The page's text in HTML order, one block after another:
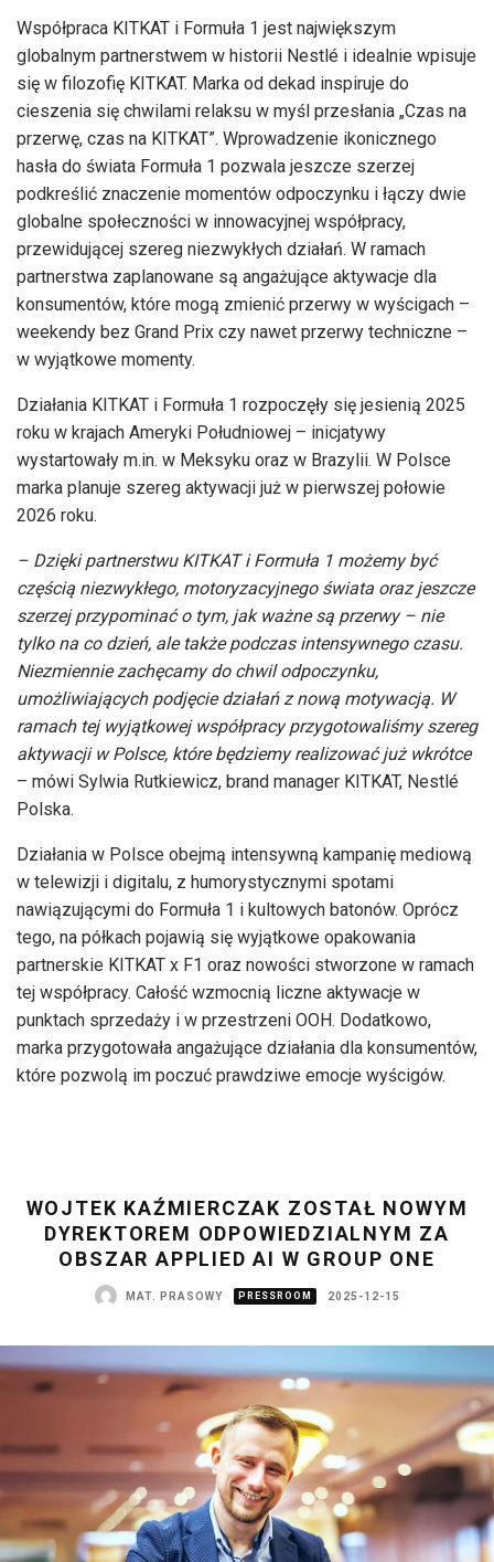
Współpraca KITKAT i Formuła 1 jest największym
globalnym partnerstwem w historii Nestlé i idealnie wpisuje
się w filozofię KITKAT. Marka od dekad inspiruje do
cieszenia się chwilami relaksu w myśl przesłania „Czas na
przerwę, czas na KITKAT”. Wprowadzenie ikonicznego
hasła do świata Formuła 1 pozwala jeszcze szerzej
podkreślić znaczenie momentów odpoczynku i łączy dwie
globalne społeczności w innowacyjnej współpracy,
przewidującej szereg niezwykłych działań. W ramach
partnerstwa zaplanowane są angażujące aktywacje dla
konsumentów, które mogą zmienić przerwy w wyścigach –
weekendy bez Grand Prix czy nawet przerwy techniczne –
w wyjątkowe momenty.
Działania KITKAT i Formuła 1 rozpoczęły się jesienią 2025
roku w krajach Ameryki Południowej – inicjatywy
wystartowały m.in. w Meksyku oraz w Brazylii. W Polsce
marka planuje szereg aktywacji już w pierwszej połowie
2026 roku.
– Dzięki partnerstwu KITKAT i Formuła 1 możemy być
częścią niezwykłego, motoryzacyjnego świata oraz jeszcze
szerzej przypominać o tym, jak ważne są przerwy – nie
tylko na co dzień, ale także podczas intensywnego czasu.
Niezmiennie zachęcamy do chwil odpoczynku,
umożliwiających podjęcie działań z nową motywacją. W
ramach tej wyjątkowej współpracy przygotowaliśmy szereg
aktywacji w Polsce, które będziemy realizować już wkrótce
– mówi Sylwia Rutkiewicz, brand manager KITKAT, Nestlé
Polska.
Działania w Polsce obejmą intensywną kampanię mediową
w telewizji i digitalu, z humorystycznymi spotami
nawiązującymi do Formuła 1 i kultowych batonów. Oprócz
tego, na półkach pojawią się wyjątkowe opakowania
partnerskie KITKAT x F1 oraz nowości stworzone w ramach
tej współpracy. Całość wzmocnią liczne aktywacje w
punktach sprzedaży i w przestrzeni OOH. Dodatkowo,
marka przygotowała angażujące działania dla konsumentów,
które pozwolą im poczuć prawdziwe emocje wyścigów.
WOJTEK KAŹMIERCZAK ZOSTAŁ NOWYM
DYREKTOREM ODPOWIEDZIALNYM ZA
OBSZAR APPLIED AI W GROUP ONE
MAT. PRASOWY PRESSROOM 2025-12-15